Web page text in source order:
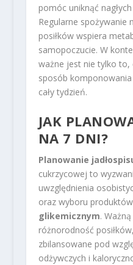
pomóc uniknąć
Regularne spożywanie
posiłków wspiera
samopoczucie. W
ważne jest nie tylko to,
sposób
cały tydzień.
JAK
NA 7 DNI?
Planowanie
cukrzycowej to
uwzględnienia
oraz wyboru
glikemicznym.
różnorodność
zbilansowane pod
odżywczych i